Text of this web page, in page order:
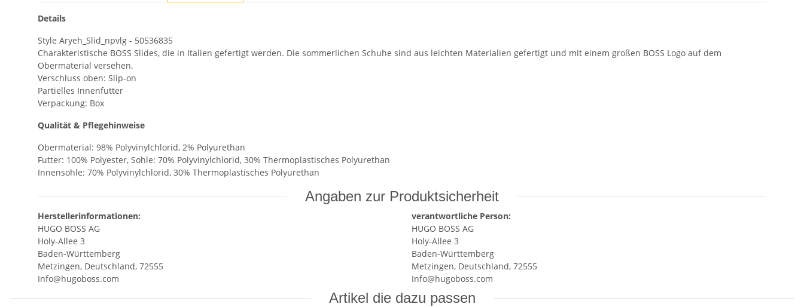
Details
Style Aryeh_Slid_npvlg - 50536835
Charakteristische BOSS Slides, die in Italien gefertigt werden. Die sommerlichen Schuhe sind aus leichten Materialien gefertigt und mit einem großen BOSS Logo auf dem
Obermaterial versehen.
Verschluss oben: Slip-on
Partielles Innenfutter
Verpackung: Box
Qualität & Pflegehinweise
Obermaterial: 98% Polyvinylchlorid, 2% Polyurethan
Futter: 100% Polyester, Sohle: 70% Polyvinylchlorid, 30% Thermoplastisches Polyurethan
Innensohle: 70% Polyvinylchlorid, 30% Thermoplastisches Polyurethan
Angaben zur Produktsicherheit
Herstellerinformationen:
HUGO BOSS AG
Holy-Allee 3
Baden-Württemberg
Metzingen, Deutschland, 72555
Info@hugoboss.com
verantwortliche Person:
HUGO BOSS AG
Holy-Allee 3
Baden-Württemberg
Metzingen, Deutschland, 72555
Info@hugoboss.com
Artikel die dazu passen